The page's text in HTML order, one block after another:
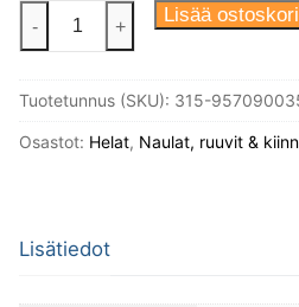
Puuruuvi
3,5X20
95
Linssikanta
pakkaus.
- + Lisää
Tuotetunnus (SKU): 315-
Osastot: Helat, Naulat, ruuvit &
Lisätiedot